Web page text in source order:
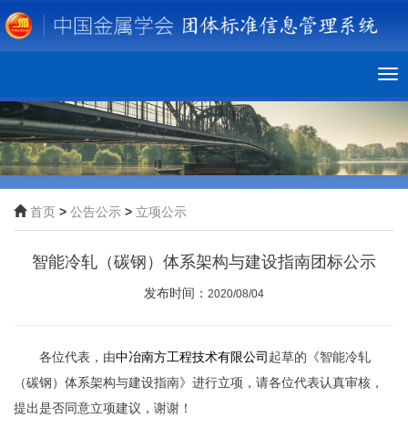
首页 > 公告公示 > 立项公示
智能冷轧（碳钢）体系架构与建设指南团标公示
发布时间： 2020/08/04
各位代表，由中冶南方工程技术有限公司 起草的《智能冷轧
（碳钢）体系架构与建设指南》进行立项，请各位代表认真审核，
提出是否同意立项建议，谢谢！